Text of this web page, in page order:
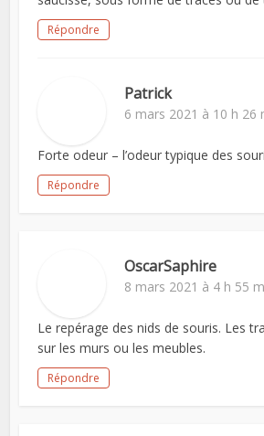
Répondre
Patrick
6 mars 2021 à 10 h 26
Forte odeur – l’odeur typique des
Répondre
OscarSaphire
8 mars 2021 à 4 h 55
Le repérage des nids de souris. Les
sur les murs ou les meubles.
Répondre